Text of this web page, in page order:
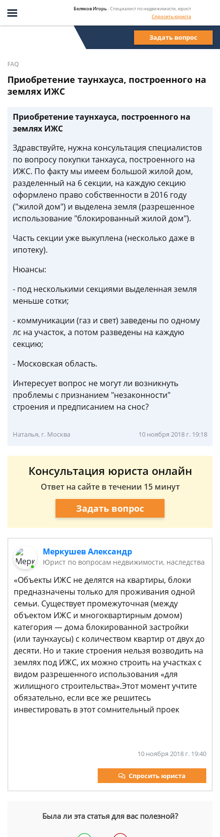
Беляков Игорь- Специалист по недвижимости, юрист
Спросить юриста
Задать вопрос
FAQ
Приобретение таунхауса, построенного на
землях ИЖС
Приобретение таунхауса, построенного на
землях ИЖС
Здравствуйте, нужна консультация специалистов
по вопросу покупки танхауса, построенного на
ИЖС. По факту мы имеем большой жилой дом,
разделенный на 6 секции, на каждую секцию
оформлено право собственности в 2016 году
("жилой дом") и выделена земля (разрешенное
использование "блокированный жилой дом").
Часть секции уже выкуплена (несколько даже в
ипотеку).
Нюансы:
- под несколькими секциями выделенная земля
меньше сотки;
- коммуникации (газ и свет) заведены по одному
лс на участок, а потом разведены на каждую
секцию;
- Московская область.
Интересует вопрос не могут ли возникнуть
проблемы с признанием "незаконности"
строения и предписанием на снос?
Наталья, г. Москва 10 ноября 2018 г. 19:18
Консультация юриста онлайн
Ответ на сайте в течении 15 минут
Задать вопрос
Меркушев Александр
Юрист по вопросам недвижимости, наследства
«Объекты ИЖС не делятся на квартиры, блоки
предназначены только для проживания одной
семьи. Существует промежуточная (между
объектом ИЖС и многоквартирным домом)
категория — дома блокированной застройки
(или таунхаусы) с количеством квартир от двух до
десяти. Но и такие строения нельзя возводить на
землях под ИЖС, их можно строить на участках с
видом разрешенного использования «для
жилищного строительства».Этот момент учтите
обязательно, если все же решитесь
инвестировать в этот сомнительный проек
10 ноября 2018 г. 19:40
Спросить юриста
Была ли эта статья для вас полезной?